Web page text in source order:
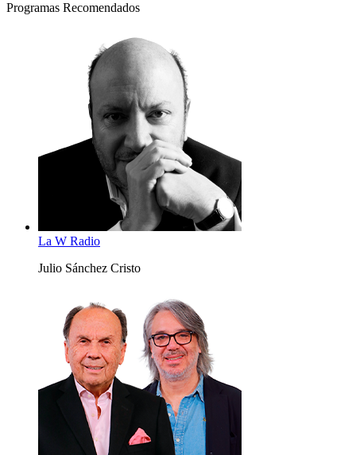
Programas Recomendados
La W Radio
Julio Sánchez Cristo